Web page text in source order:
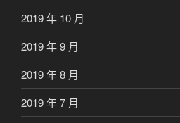
2019 年 10 月
2019 年 9 月
2019 年 8 月
2019 年 7 月